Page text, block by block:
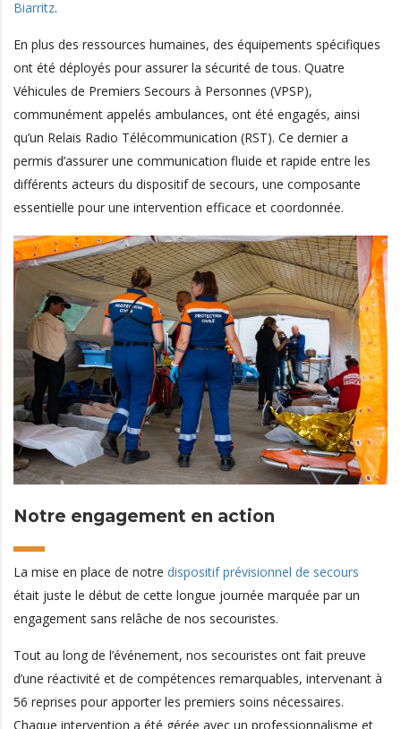
Biarritz.
En plus des ressources humaines, des équipements spécifiques
ont été déployés pour assurer la sécurité de tous. Quatre
Véhicules de Premiers Secours à Personnes (VPSP),
communément appelés ambulances, ont été engagés, ainsi
qu’un Relais Radio Télécommunication (RST). Ce dernier a
permis d’assurer une communication fluide et rapide entre les
différents acteurs du dispositif de secours, une composante
essentielle pour une intervention efficace et coordonnée.
Notre engagement en action
La mise en place de notre dispositif prévisionnel de secours
était juste le début de cette longue journée marquée par un
engagement sans relâche de nos secouristes.
Tout au long de l’événement, nos secouristes ont fait preuve
d’une réactivité et de compétences remarquables, intervenant à
56 reprises pour apporter les premiers soins nécessaires.
Chaque intervention a été gérée avec un professionnalisme et